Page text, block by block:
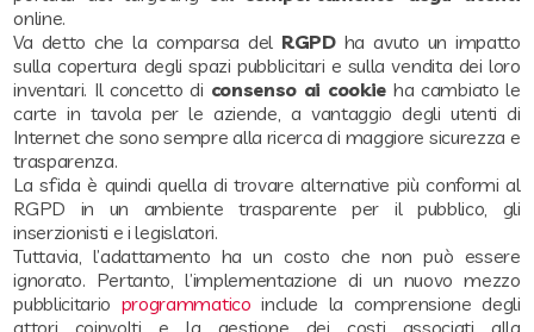
online.
Va detto che la comparsa del RGPD ha avuto un impatto
sulla copertura degli spazi pubblicitari e sulla vendita dei loro
inventari. Il concetto di consenso ai cookie ha cambiato le
carte in tavola per le aziende, a vantaggio degli utenti di
Internet che sono sempre alla ricerca di maggiore sicurezza e
trasparenza.
La sfida è quindi quella di trovare alternative più conformi al
RGPD in un ambiente trasparente per il pubblico, gli
inserzionisti e i legislatori.
Tuttavia, l’adattamento ha un costo che non può essere
ignorato. Pertanto, l’implementazione di un nuovo mezzo
pubblicitario programmatico include la comprensione degli